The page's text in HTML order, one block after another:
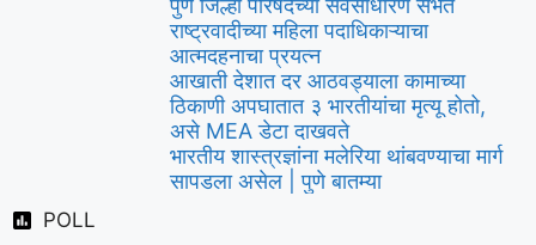
पुणे जिल्हा परिषदेच्या सर्वसाधारण सभेत
राष्ट्रवादीच्या महिला पदाधिकाऱ्याचा
आत्मदहनाचा प्रयत्न
आखाती देशात दर आठवड्याला कामाच्या
ठिकाणी अपघातात ३ भारतीयांचा मृत्यू होतो,
असे MEA डेटा दाखवते
भारतीय शास्त्रज्ञांना मलेरिया थांबवण्याचा मार्ग
सापडला असेल | पुणे बातम्या
POLL